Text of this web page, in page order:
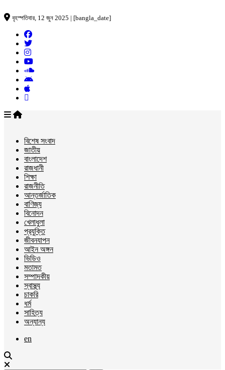
বৃহস্পতিবার, 12 জুন 2025 | [bangla_date]
বিশেষ সংবাদ
জাতীয়
বাংলাদেশ
রাজধানী
শিক্ষা
রাজনীতি
আন্তর্জাতিক
বাণিজ্য
বিনোদন
খেলাধুলা
প্রযুক্তি
জীবনযাপন
আইন অঙ্গন
ভিডিও
মতামত
সম্পাদকীয়
স্বাস্থ্য
চাকরি
ধর্ম
সাহিত্য
অন্যান্য
en